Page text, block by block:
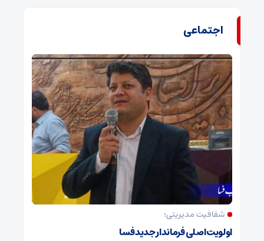
اجتماعی
شفافیت مدیریتی؛
اولویت اصلی فرماندار جدید فسا